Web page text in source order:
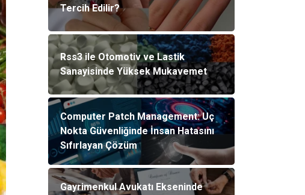
Tercih Edilir?
Rss3 ile Otomotiv ve Lastik
Sanayisinde Yüksek Mukavemet
Computer Patch Management: Uç
Nokta Güvenliğinde İnsan Hatasını
Sıfırlayan Çözüm
Gayrimenkul Avukatı Ekseninde